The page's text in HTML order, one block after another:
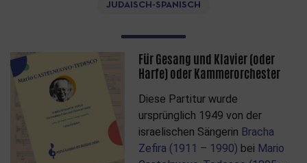
JUDAISCH-SPANISCH
Für Gesang und Klavier (oder
Harfe) oder Kammerorchester
Diese Partitur wurde
ursprünglich 1949 von der
israelischen Sängerin Bracha
Zefira (1911 – 1990) bei Mario